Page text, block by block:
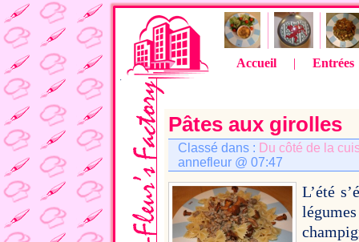
Accueil | Entrées
Pâtes aux girolles
Classé dans : Du côté de la
annefleur @ 07:47
L’été